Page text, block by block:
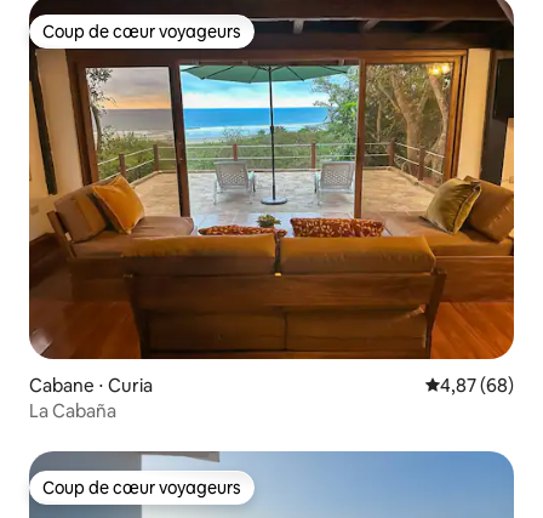
Coup de cœur voyageurs
Coup de cœur voyageurs
Cabane ⋅ Curia Évaluation
4,87 (68)
La Cabaña
Coup de cœur voyageurs
Coup de cœur voyageurs